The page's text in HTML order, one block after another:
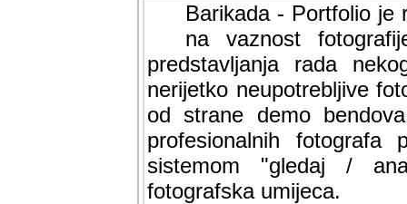
Barikada - Portfolio je
na vaznost
predstavljanja rada
nerijetko neupotrebljive
od strane demo
profesionalnih fotografa
sistemom "gledaj /
fotografska umijeca.